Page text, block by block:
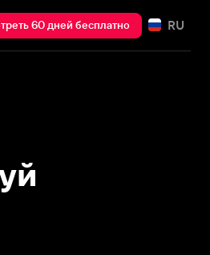
60 дней бесплатно RU